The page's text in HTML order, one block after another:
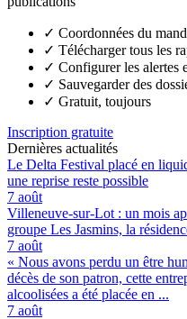
✓ Coordonnées du
✓ Télécharger tous les
✓ Configurer les alertes
✓ Sauvegarder des
✓ Gratuit, toujours
Inscription gratuite
Dernières actualités
Le Delta Festival placé en
une reprise reste possible
7 août
Villeneuve-sur-Lot : un mois
groupe Les Jasmins, la
7 août
« Nous avons perdu un être
décès de son patron, cette
alcoolisées a été placée en ...
7 août